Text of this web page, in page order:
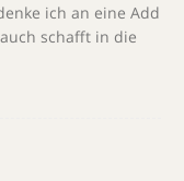
ich an eine Add
schafft in die